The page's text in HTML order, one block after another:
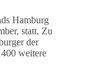
Hamburg
statt. Zu
der
weitere